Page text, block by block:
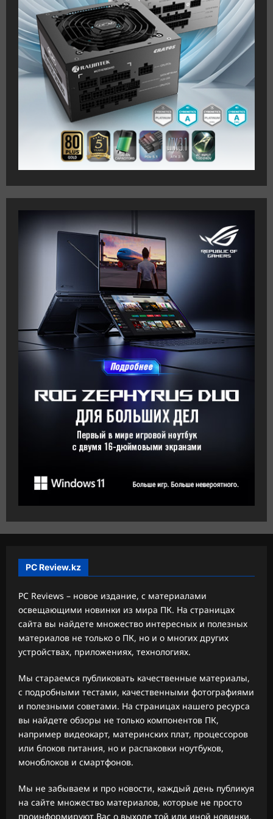
PC Review.kz
PC Reviews – новое издание, с материалами
освещающими новинки из мира ПК. На страницах
сайта вы найдете множество интересных и полезных
материалов не только о ПК, но и о многих других
устройствах, приложениях, технологиях.
Мы стараемся публиковать качественные материалы,
с подробными тестами, качественными фотографиями
и полезными советами. На страницах нашего ресурса
вы найдете обзоры не только компонентов ПК,
например видеокарт, материнских плат, процессоров
или блоков питания, но и распаковки ноутбуков,
моноблоков и смартфонов.
Мы не забываем и про новости, каждый день публикуя
на сайте множество материалов, которые не просто
проинформируют Вас о выходе той или иной новинки,